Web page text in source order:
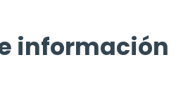
información